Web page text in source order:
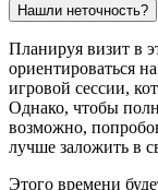
Нашли неточность?
Планируя визит в
ориентироваться
игровой сессии,
Однако, чтобы
возможно,
лучше заложить в
Этого времени